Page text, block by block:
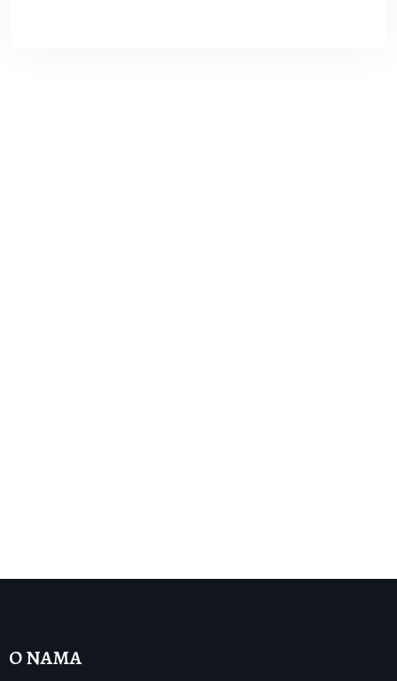
O NAMA